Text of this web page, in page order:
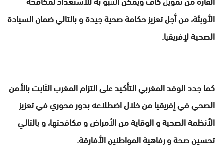
الأوبئة، من أجل تعزيز حكامة صحية جيدة و بالتالي ضمان السيادة
الصحية لإفريقيا.
كما جدد الوفد المغربي التأكيد على التزام المغرب الثابت بالأمن
الصحي في إفريقيا من خلال اضطلاعه بدور محوري في تعزيز
الأنظمة الصحية و الوقاية من الأمراض و مكافحتها، و بالتالي
تحسين صحة و رفاهية المواطنين الأفارقة.